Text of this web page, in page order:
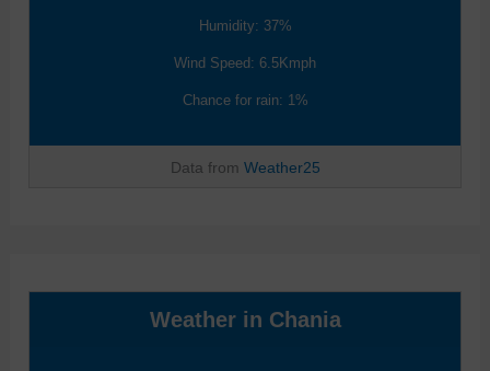
Humidity: 37%
Wind Speed: 6.5Kmph
Chance for rain: 1%
Data from Weather25
Weather in Chania